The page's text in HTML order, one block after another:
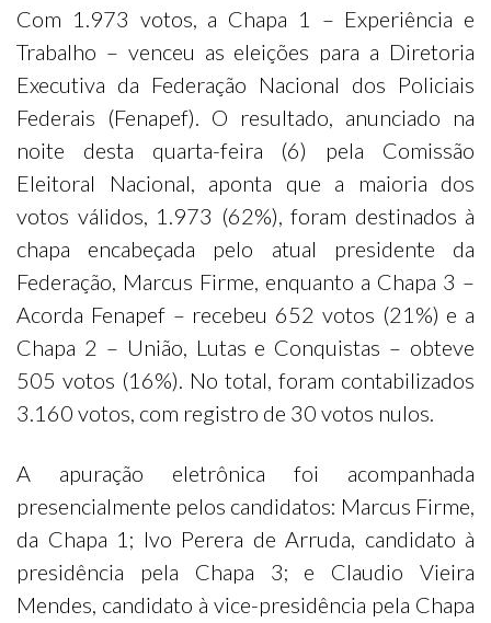
Com 1.973 votos, a Chapa 1 – Experiência e
Trabalho – venceu as eleições para a Diretoria
Executiva da Federação Nacional dos Policiais
Federais (Fenapef). O resultado, anunciado na
noite desta quarta-feira (6) pela Comissão
Eleitoral Nacional, aponta que a maioria dos
votos válidos, 1.973 (62%), foram destinados à
chapa encabeçada pelo atual presidente da
Federação, Marcus Firme, enquanto a Chapa 3 –
Acorda Fenapef – recebeu 652 votos (21%) e a
Chapa 2 – União, Lutas e Conquistas – obteve
505 votos (16%). No total, foram contabilizados
3.160 votos, com registro de 30 votos nulos.
A apuração eletrônica foi acompanhada
presencialmente pelos candidatos: Marcus Firme,
da Chapa 1; Ivo Perera de Arruda, candidato à
presidência pela Chapa 3; e Claudio Vieira
Mendes, candidato à vice-presidência pela Chapa